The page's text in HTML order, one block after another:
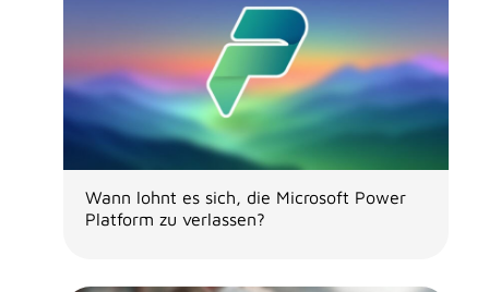
Wann lohnt es sich, die Microsoft Power
Platform zu verlassen?